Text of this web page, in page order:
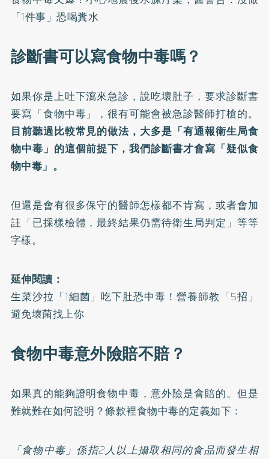
「1件事」恐喝糞水
診斷書可以寫食物中毒嗎？
如果你是上吐下瀉來急診，說吃壞肚子，要求診斷書
要寫「食物中毒」，很有可能會被急診醫師打槍的。
目前聽過比較常見的做法，大多是「有通報衛生局食
物中毒」的這個前提下，我們診斷書才會寫「疑似食
物中毒」。
但還是會有很多保守的醫師怎樣都不肯寫，或者會加
註「已採樣檢體，最終結果仍需待衛生局判定」等等
字樣。
延伸閱讀：
生菜沙拉「1細菌」吃下肚恐中毒！營養師教「5招」
避免壞菌找上你
食物中毒意外險賠不賠？
如果真的能夠證明食物中毒，意外險是會賠的。但是
難就難在如何證明？條款裡食物中毒的定義如下：
「食物中毒」係指2人以上攝取相同的食品而發生相